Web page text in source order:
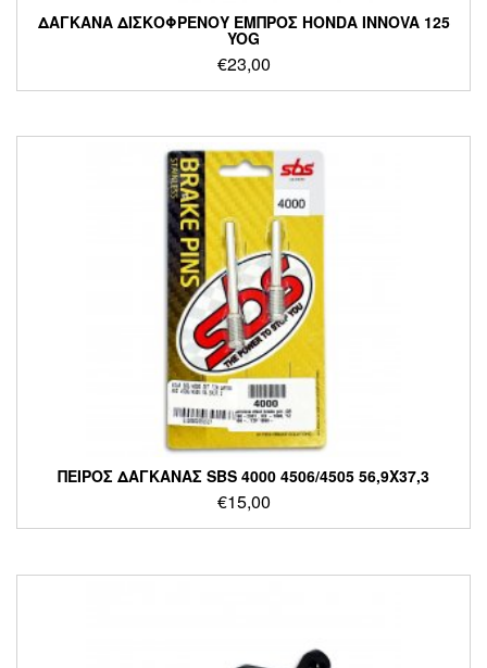
ΔΑΓΚΑΝΑ ΔΙΣΚΟΦΡΕΝΟΥ ΕΜΠΡΟΣ HONDA INNOVA 125
YOG
€23,00
ΠΕΙΡΟΣ ΔΑΓΚΑΝΑΣ SBS 4000 4506/4505 56,9X37,3
€15,00